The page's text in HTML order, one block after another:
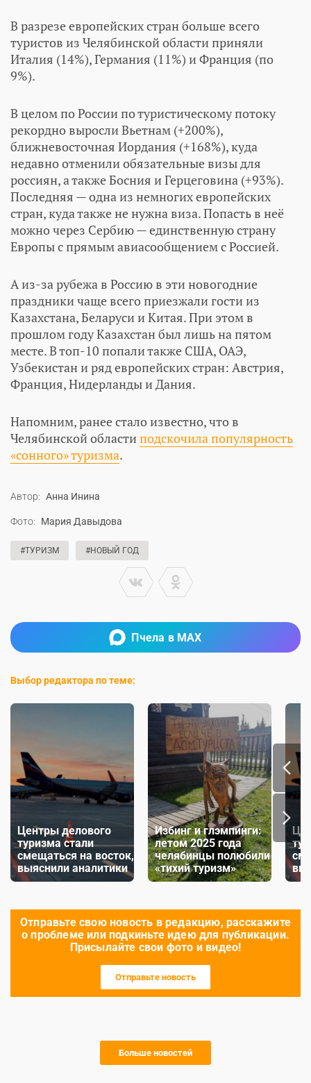
В разрезе европейских стран больше всего
туристов из Челябинской области приняли
Италия (14%), Германия (11%) и Франция (по
9%).
В целом по России по туристическому потоку
рекордно выросли Вьетнам (+200%),
ближневосточная Иордания (+168%), куда
недавно отменили обязательные визы для
россиян, а также Босния и Герцеговина (+93%).
Последняя — одна из немногих европейских
стран, куда также не нужна виза. Попасть в неё
можно через Сербию — единственную страну
Европы с прямым авиасообщением с Россией.
А из-за рубежа в Россию в эти новогодние
праздники чаще всего приезжали гости из
Казахстана, Беларуси и Китая. При этом в
прошлом году Казахстан был лишь на пятом
месте. В топ-10 попали также США, ОАЭ,
Узбекистан и ряд европейских стран: Австрия,
Франция, Нидерланды и Дания.
Напомним, ранее стало известно, что в
Челябинской областиподскочила популярность
«сонного» туризма.
Автор: Анна Инина
Фото: Мария Давыдова
#ТУРИЗМ #НОВЫЙ ГОД
Пчела в MAX
Выбор редактора по теме:
Центры делового
туризма стали
смещаться на восток,
выяснили аналитики
Избинг и глэмпинги:
летом 2025 года
челябинцы полюбили
«тихий туризм»
Отправьте свою новость в редакцию, расскажите
о проблеме или подкиньте идею для публикации.
Присылайте свои фото и видео!
Отправьте новость
Больше новостей